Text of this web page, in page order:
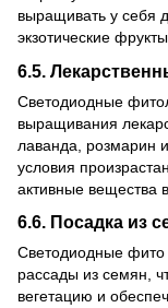
выращивать у себя
экзотические
6.5.
Светодиодные
выращивания
лаванда, розмарин
условия
активные вещества
6.6. Посадка из
Светодиодные
рассады из семян,
вегетацию и